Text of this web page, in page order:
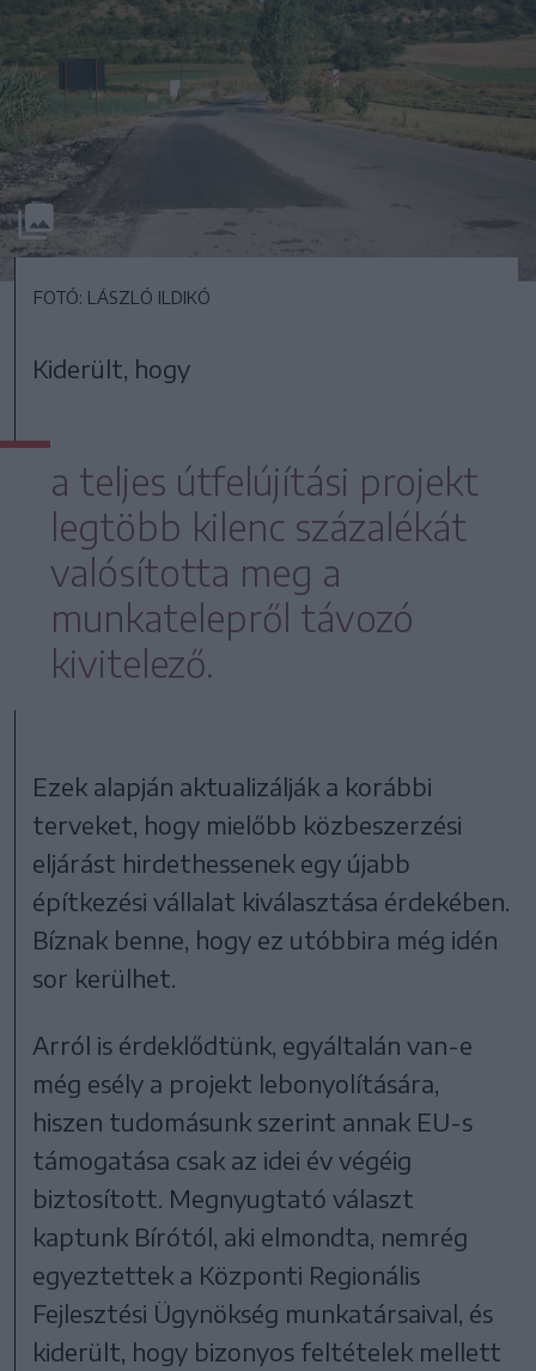
FOTÓ: LÁSZLÓ ILDIKÓ
Kiderült, hogy
a teljes útfelújítási projekt
legtöbb kilenc százalékát
valósította meg a
munkatelepről távozó
kivitelező.
Ezek alapján aktualizálják a korábbi
terveket, hogy mielőbb közbeszerzési
eljárást hirdethessenek egy újabb
építkezési vállalat kiválasztása érdekében.
Bíznak benne, hogy ez utóbbira még idén
sor kerülhet.
Arról is érdeklődtünk, egyáltalán van-e
még esély a projekt lebonyolítására,
hiszen tudomásunk szerint annak EU-s
támogatása csak az idei év végéig
biztosított. Megnyugtató választ
kaptunk Bírótól, aki elmondta, nemrég
egyeztettek a Központi Regionális
Fejlesztési Ügynökség munkatársaival, és
kiderült, hogy bizonyos feltételek mellett